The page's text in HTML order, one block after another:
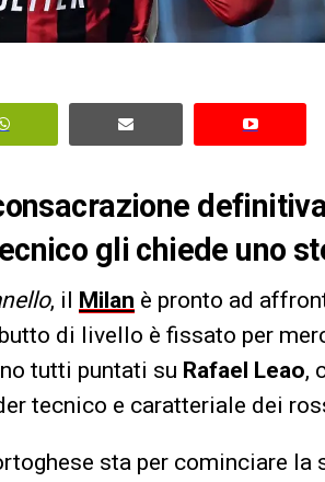
gli chiede uno
, il Milan è pronto ad
di livello è fissato per
tutti puntati su Rafael Leao,
tecnico e caratteriale dei
sta per cominciare la